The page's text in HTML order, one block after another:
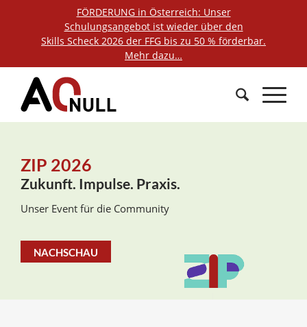
FÖRDERUNG in Österreich: Unser
Schulungsangebot ist wieder über den
Skills Scheck 2026 der FFG bis zu 50 % förderbar.
Mehr dazu…
ZIP 2026
Zukunft. Impulse. Praxis.
Unser Event für die Community
NACHSCHAU